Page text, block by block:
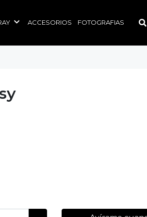
ACCESORIOS FOTOGRAFIAS